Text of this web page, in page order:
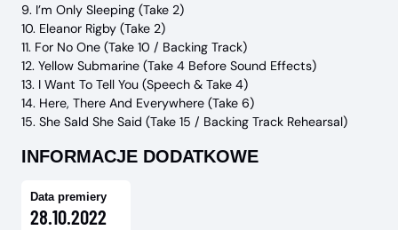
9. I’m Only Sleeping (Take 2)
10. Eleanor Rigby (Take 2)
11. For No One (Take 10 / Backing Track)
12. Yellow Submarine (Take 4 Before Sound Effects)
13. I Want To Tell You (Speech & Take 4)
14. Here, There And Everywhere (Take 6)
15. She SaId She Said (Take 15 / Backing Track Rehearsal)
INFORMACJE DODATKOWE
Data premiery
28.10.2022